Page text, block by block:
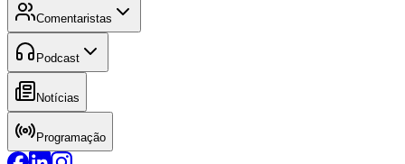
Comentaristas
Podcast
Notícias
Programação